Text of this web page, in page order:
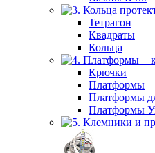
Тетрагон
Квадраты
Кольца
Крючки
Платформы
Платформы
Платформы